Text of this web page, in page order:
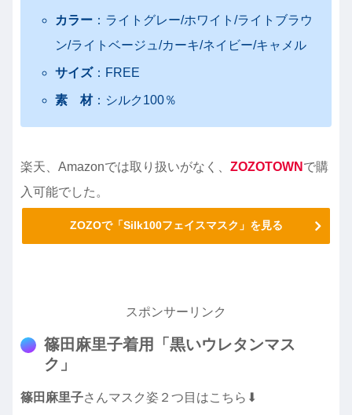
カラー ：ライトグレー/ホワイト/ライトブラウ
ン/ライトベージュ/カーキ/ネイビー/キャメル
サイズ：FREE
素 材：シルク100％
楽天、Amazonでは取り扱いがなく、 ZOZOTOWN で購
入可能でした。
ZOZOで「Silk100フェイスマスク」を見る
スポンサーリンク
篠田麻里子着用「黒いウレタンマス
ク」
篠田麻里子さんマスク姿２つ目はこちら⬇︎